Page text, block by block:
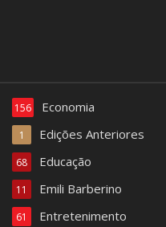
Economia
156
Edições Anteriores
1
Educação
68
Emili Barberino
11
Entretenimento
61